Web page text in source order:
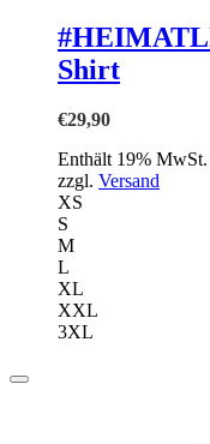
Shirt
€29,90
Enthält 19% MwSt.
zzgl. Versand
XS
S
M
L
XL
XXL
3XL